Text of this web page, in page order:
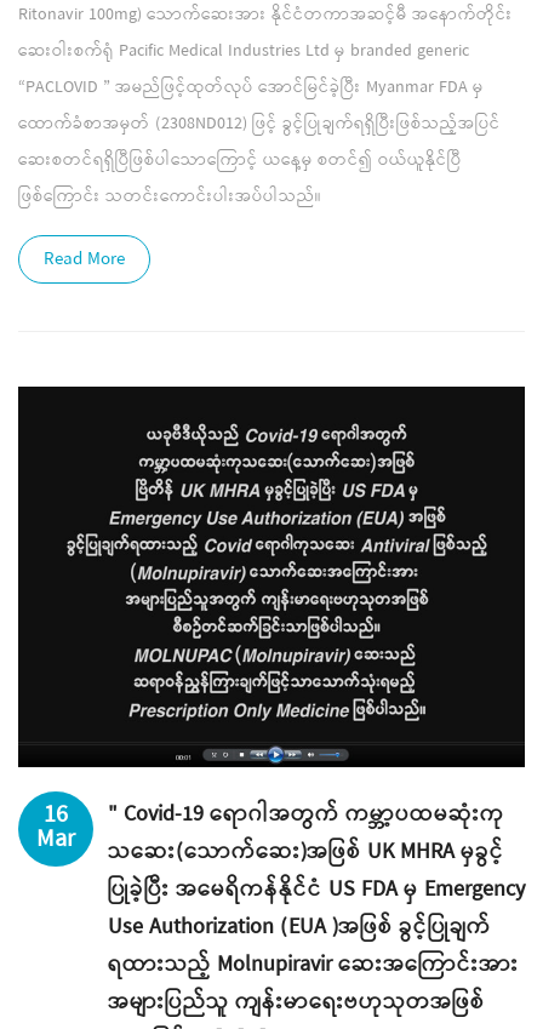
Ritonavir 100mg) သောက်ဆေးအား နိုင်ငံတကာအဆင့်မီ အနောက်တိုင်း
ဆေးဝါးစက်ရုံ Pacific Medical Industries Ltd မှ branded generic
“PACLOVID ” အမည်ဖြင့်ထုတ်လုပ် အောင်မြင်ခဲ့ပြီး Myanmar FDA မှ
ထောက်ခံစာအမှတ် (2308ND012) ဖြင့် ခွင့်ပြုချက်ရရှိပြီးဖြစ်သည့်အပြင်
ဆေးစတင်ရရှိပြီဖြစ်ပါသောကြောင့် ယနေ့မှ စတင်၍ ဝယ်ယူနိုင်ပြီ
ဖြစ်ကြောင်း သတင်းကောင်းပါးအပ်ပါသည်။
Read More
16
Mar
" Covid-19 ရောဂါအတွက် ကမ္ဘာ့ပထမဆုံးကု
သဆေး(သောက်ဆေး)အဖြစ် UK MHRA မှခွင့်
ပြုခဲ့ပြီး အမေရိကန်နိုင်ငံ US FDA မှ Emergency
Use Authorization (EUA )အဖြစ် ခွင့်ပြုချက်
ရထားသည့် Molnupiravir ဆေးအကြောင်းအား
အများပြည်သူ ကျန်းမာရေးဗဟုသုတအဖြစ်